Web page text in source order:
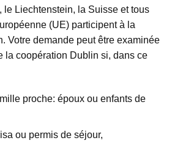
le Liechtenstein, la Suisse et tous
(UE) participent à la
Votre demande peut être examinée
la coopération Dublin si, dans ce
proche: époux ou enfants de
ou permis de séjour,